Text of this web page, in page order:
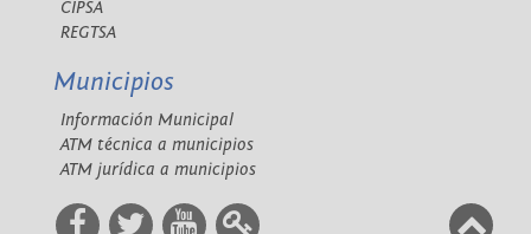
CIPSA
REGTSA
Municipios
Información Municipal
ATM técnica a municipios
ATM jurídica a municipios